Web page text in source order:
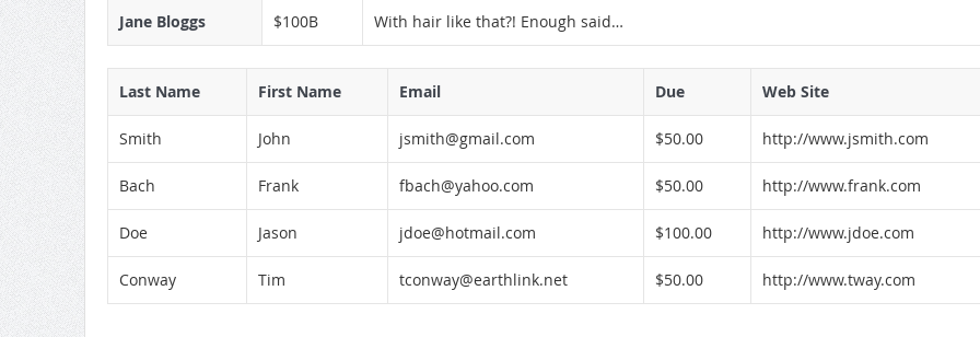
Jane Bloggs $100B With hair like that?! Enough said…
Last Name First Name Email Due Web Site
Smith John jsmith@gmail.com $50.00 http://www.jsmith.com
Bach Frank fbach@yahoo.com $50.00 http://www.frank.com
Doe Jason jdoe@hotmail.com $100.00 http://www.jdoe.com
Conway Tim tconway@earthlink.net $50.00 http://www.tway.com